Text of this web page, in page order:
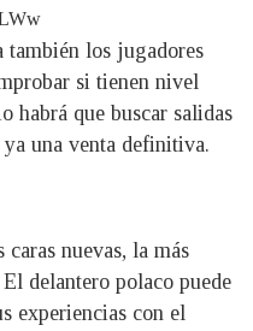
también los jugadores
si tienen nivel
habrá que buscar salidas
una venta definitiva.
nuevas, la más
delantero polaco puede
experiencias con el